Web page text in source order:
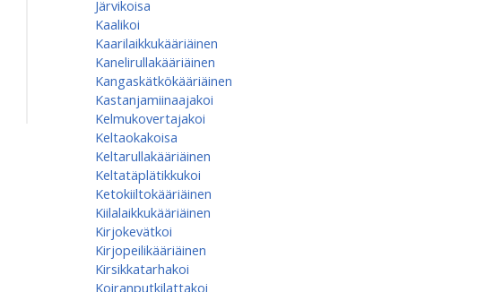
Järvikoisa
Kaalikoi
Kaarilaikkukääriäinen
Kanelirullakääriäinen
Kangaskätkökääriäinen
Kastanjamiinaajakoi
Kelmukovertajakoi
Keltaokakoisa
Keltarullakääriäinen
Keltatäplätikkukoi
Ketokiiltokääriäinen
Kiilalaikkukääriäinen
Kirjokevätkoi
Kirjopeilikääriäinen
Kirsikkatarhakoi
Koiranputkilattakoi